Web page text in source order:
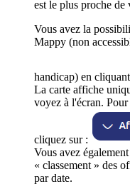
est le plus proche de
Vous avez la
Mappy (non
handicap) en
La carte affiche
voyez à l'écran.
cliquez sur :
Vous avez
« classement » des
par date.